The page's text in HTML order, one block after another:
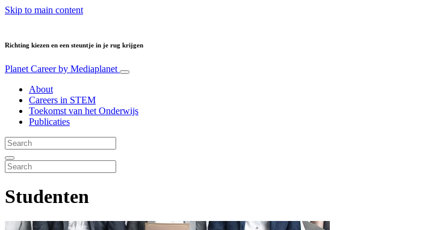
Skip to main content
Richting kiezen en een steuntje in je rug krijgen
Planet Careerby Mediaplanet
About
Careers in STEM
Toekomst van het Onderwijs
Publicaties
Studenten